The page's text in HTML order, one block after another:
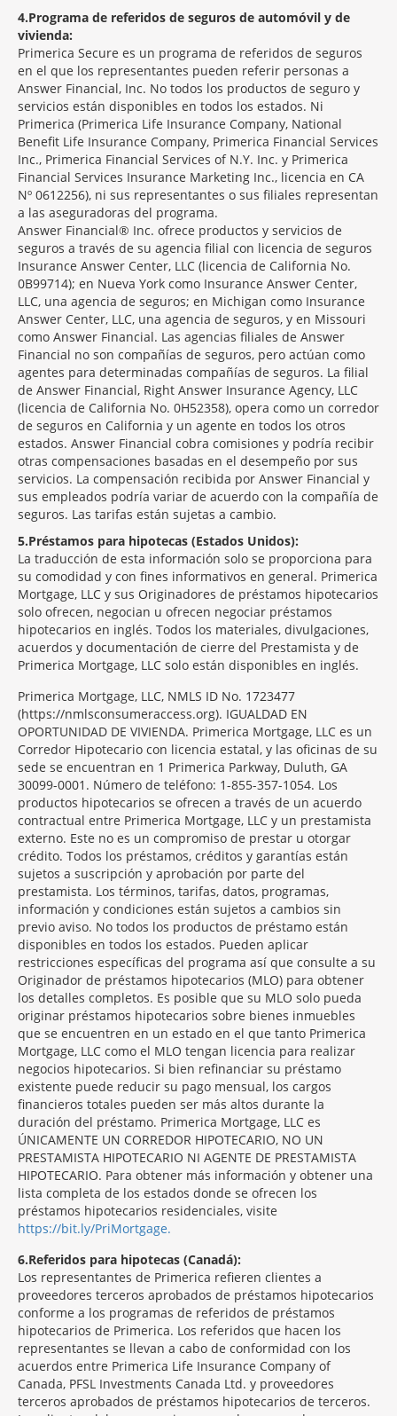
4 Programa de referidos de seguros de automóvil y de
vivienda:
Primerica Secure es un programa de referidos de seguros
en el que los representantes pueden referir personas a
Answer Financial, Inc. No todos los productos de seguro y
servicios están disponibles en todos los estados. Ni
Primerica (Primerica Life Insurance Company, National
Benefit Life Insurance Company, Primerica Financial Services
Inc., Primerica Financial Services of N.Y. Inc. y Primerica
Financial Services Insurance Marketing Inc., licencia en CA
Nº 0612256), ni sus representantes o sus filiales representan
a las aseguradoras del programa.
Answer Financial® Inc. ofrece productos y servicios de
seguros a través de su agencia filial con licencia de seguros
Insurance Answer Center, LLC (licencia de California No.
0B99714); en Nueva York como Insurance Answer Center,
LLC, una agencia de seguros; en Michigan como Insurance
Answer Center, LLC, una agencia de seguros, y en Missouri
como Answer Financial. Las agencias filiales de Answer
Financial no son compañías de seguros, pero actúan como
agentes para determinadas compañías de seguros. La filial
de Answer Financial, Right Answer Insurance Agency, LLC
(licencia de California No. 0H52358), opera como un corredor
de seguros en California y un agente en todos los otros
estados. Answer Financial cobra comisiones y podría recibir
otras compensaciones basadas en el desempeño por sus
servicios. La compensación recibida por Answer Financial y
sus empleados podría variar de acuerdo con la compañía de
seguros. Las tarifas están sujetas a cambio.
5 Préstamos para hipotecas (Estados Unidos):
La traducción de esta información solo se proporciona para
su comodidad y con fines informativos en general. Primerica
Mortgage, LLC y sus Originadores de préstamos hipotecarios
solo ofrecen, negocian u ofrecen negociar préstamos
hipotecarios en inglés. Todos los materiales, divulgaciones,
acuerdos y documentación de cierre del Prestamista y de
Primerica Mortgage, LLC solo están disponibles en inglés.
Primerica Mortgage, LLC, NMLS ID No. 1723477
(https://nmlsconsumeraccess.org). IGUALDAD EN
OPORTUNIDAD DE VIVIENDA. Primerica Mortgage, LLC es un
Corredor Hipotecario con licencia estatal, y las oficinas de su
sede se encuentran en 1 Primerica Parkway, Duluth, GA
30099-0001. Número de teléfono: 1-855-357-1054. Los
productos hipotecarios se ofrecen a través de un acuerdo
contractual entre Primerica Mortgage, LLC y un prestamista
externo. Este no es un compromiso de prestar u otorgar
crédito. Todos los préstamos, créditos y garantías están
sujetos a suscripción y aprobación por parte del
prestamista. Los términos, tarifas, datos, programas,
información y condiciones están sujetos a cambios sin
previo aviso. No todos los productos de préstamo están
disponibles en todos los estados. Pueden aplicar
restricciones específicas del programa así que consulte a su
Originador de préstamos hipotecarios (MLO) para obtener
los detalles completos. Es posible que su MLO solo pueda
originar préstamos hipotecarios sobre bienes inmuebles
que se encuentren en un estado en el que tanto Primerica
Mortgage, LLC como el MLO tengan licencia para realizar
negocios hipotecarios. Si bien refinanciar su préstamo
existente puede reducir su pago mensual, los cargos
financieros totales pueden ser más altos durante la
duración del préstamo. Primerica Mortgage, LLC es
ÚNICAMENTE UN CORREDOR HIPOTECARIO, NO UN
PRESTAMISTA HIPOTECARIO NI AGENTE DE PRESTAMISTA
HIPOTECARIO. Para obtener más información y obtener una
lista completa de los estados donde se ofrecen los
préstamos hipotecarios residenciales, visite
https://bit.ly/PriMortgage.
6 Referidos para hipotecas (Canadá):
Los representantes de Primerica refieren clientes a
proveedores terceros aprobados de préstamos hipotecarios
conforme a los programas de referidos de préstamos
hipotecarios de Primerica. Los referidos que hacen los
representantes se llevan a cabo de conformidad con los
acuerdos entre Primerica Life Insurance Company of
Canada, PFSL Investments Canada Ltd. y proveedores
terceros aprobados de préstamos hipotecarios de terceros.